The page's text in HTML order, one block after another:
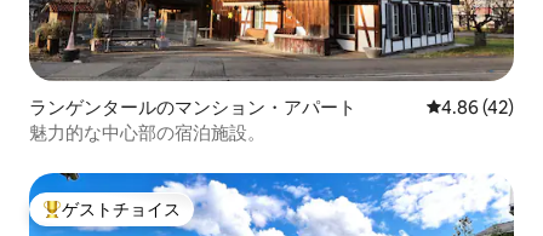
ランゲンタールのマンション・アパート レビュー42
4.86 (42)
魅力的な中心部の宿泊施設。
大好評のゲストチョイスです。
ゲストチョイス